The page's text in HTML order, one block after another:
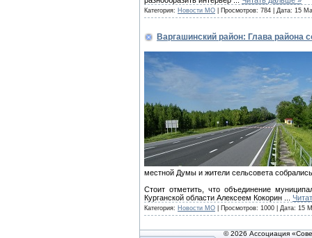
Категория: Новости МО | Просмотров: 784 | Дата: 15
Варгашинский район: Глава района
местной Думы и жители сельсовета
Стоит отметить, что объединение
Курганской области Алексеем Кокорин
Категория: Новости МО | Просмотров: 1000 | Дата: 15
© 2026 Ассоциация